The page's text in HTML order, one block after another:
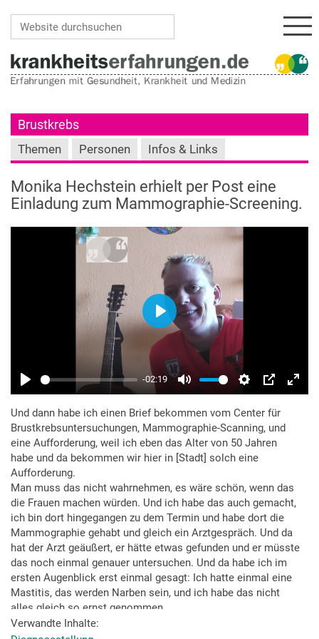
Brustkrebs
Themen Personen Infos & Links
Monika Hechstein erhielt per Post eine
Einladung zum Mammographie-Screening.
Und dann habe ich einen Brief bekommen vom Center für
Brustkrebsuntersuchungen, Mammographie-Scanning, und
eine Aufforderung, weil ich eben das Alter von 50 Jahren
habe und da bekommen wir hier in [Stadt] solch eine
Aufforderung.
Man muss das nicht wahrnehmen, es wäre schön, wenn das
die Frauen machen würden. Und ich habe das auch gemacht,
ich bin dort hingegangen zu dem Termin und habe dort die
Mammographie gehabt und gleich ein Arztgespräch. Und da
hat der Arzt geäußert, er hätte etwas gefunden und er müsste
das noch einmal genauer untersuchen. Und da habe ich im
ersten Augenblick erst einmal gesagt: Ich hatte einmal eine
Mastitis, das werden Narben sein, und ich habe das nicht
alles gleich so ernst genommen.
Na ja und dann habe ich Untersuchungen gehabt, eine
Verwandte Inhalte